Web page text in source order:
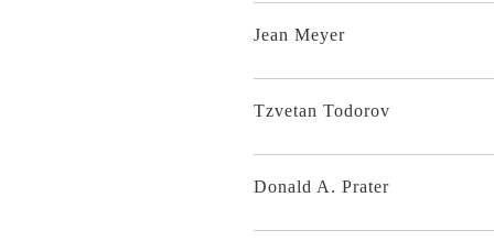
Jean Meyer
Tzvetan Todorov
Donald A. Prater